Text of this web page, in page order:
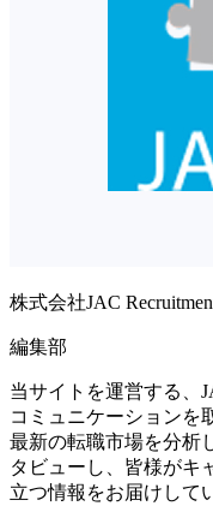
株式会社JAC
編集部
当サイトを運営する、
コミュニケーションを
最新の転職市場を分析
タビューし、皆様がキ
立つ情報をお届けして